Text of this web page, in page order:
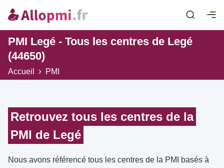
PMI Legé - Tous les centres de Legé
(44650)
Accueil PMI
Retrouvez tous les centres de la
PMI de Legé
Nous avons référencé tous les centres de la PMI basés à